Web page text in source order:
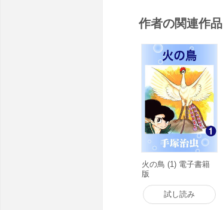
作者の関連作品
火の鳥 (1) 電子書籍
版
試し読み